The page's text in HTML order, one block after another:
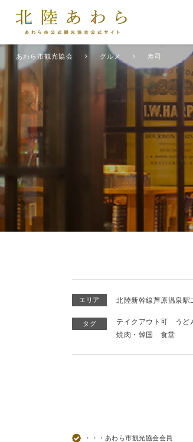
あわら市観光協会 グルメ 寿司
エリア 北陸新幹線芦原温泉駅
タグ テイクアウト可 うど
焼肉・韓国
食堂
・・・あわら市観光協会会員